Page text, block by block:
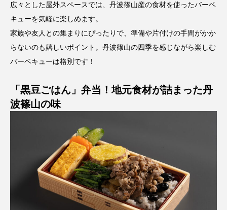
広々とした屋外スペースでは、丹波篠山産の食材を使ったバーベ
キューを気軽に楽しめます。
家族や友人との集まりにぴったりで、準備や片付けの手間がかか
らないのも嬉しいポイント。丹波篠山の四季を感じながら楽しむ
バーベキューは格別です！
「黒豆ごはん」弁当！地元食材が詰まった丹
波篠山の味